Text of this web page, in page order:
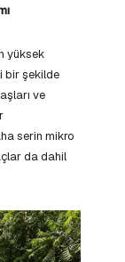
yüksek
bir şekilde
ve
serin mikro
da dahil